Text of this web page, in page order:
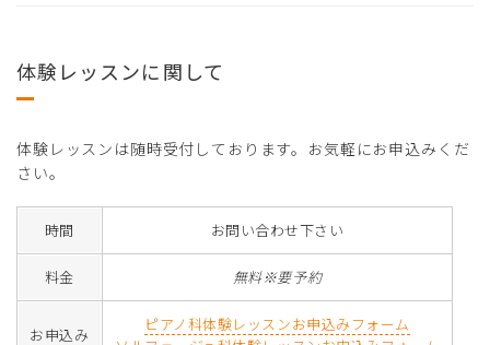
体験レッスンに関して
体験レッスンは随時受付しております。お気軽にお申込みくだ
さい。
時間 お問い合わせ下さい
料金 無料※要予約
お申込み
ピアノ科体験レッスンお申込みフォーム